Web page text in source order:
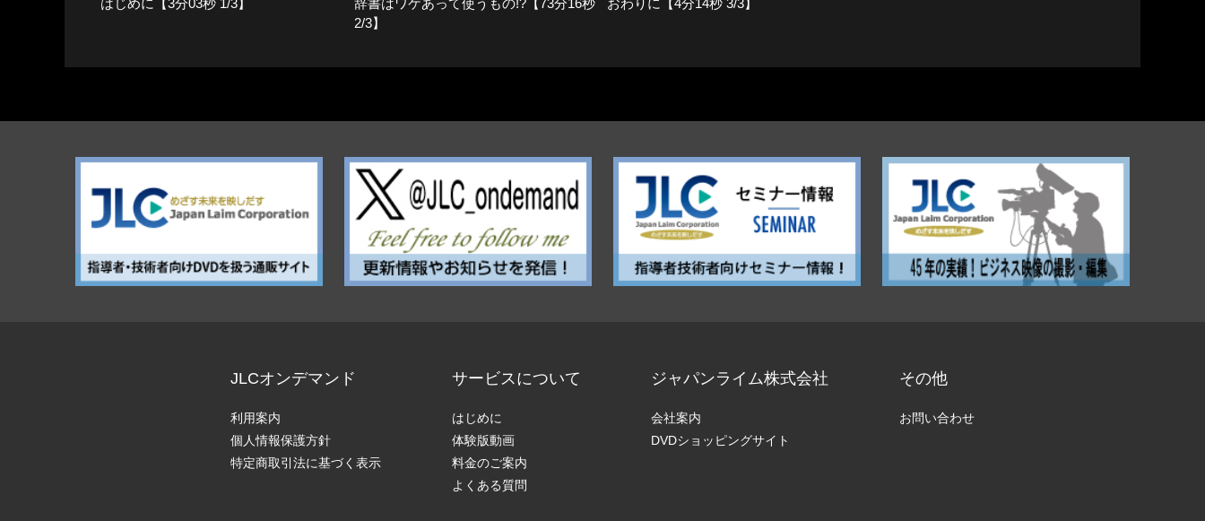
2/3】
JLCオンデマンド
利用案内
個人情報保護方針
特定商取引法に基づく表示
サービスについて
はじめに
体験版動画
料金のご案内
よくある質問
ジャパンライム株式会社
会社案内
DVDショッピングサイト
その他
お問い合わせ